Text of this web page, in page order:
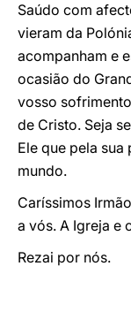
Saúdo com
vieram da
acompanham e
ocasião do
vosso
de Cristo. Seja
Ele que pela
mundo.
Caríssimos
a vós. A Igreja e
Rezai por nós.